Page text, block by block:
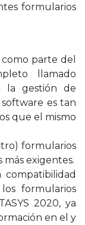
formularios
parte del
llamado
la gestión de
es tan
que el mismo
formularios
más exigentes.
formularios
2020, ya
en el y